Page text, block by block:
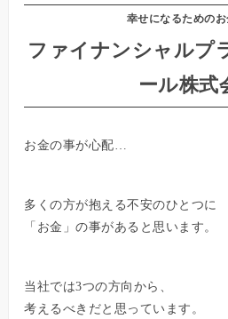
幸せになるための
ファイナンシャルプ
ール株式
お金の事が心配…
多くの方が抱える不安のひとつに
「お金」の事があると思います。
当社では3つの方向から、
考えるべきだと思っています。